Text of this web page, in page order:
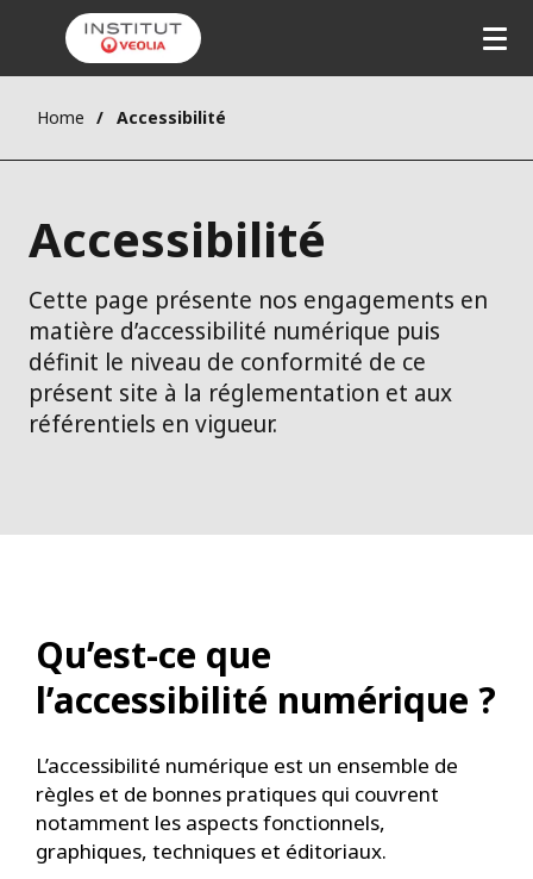
Home Accessibilité
Accessibilité
Cette page présente nos engagements en
matière d’accessibilité numérique puis
définit le niveau de conformité de ce
présent site à la réglementation et aux
référentiels en vigueur.
Qu’est-ce que
l’accessibilité numérique ?
L’accessibilité numérique est un ensemble de
règles et de bonnes pratiques qui couvrent
notamment les aspects fonctionnels,
graphiques, techniques et éditoriaux.